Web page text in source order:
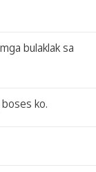
bulaklak sa
ko.